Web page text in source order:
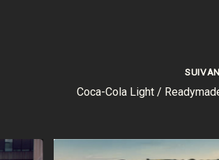
Coca-Cola Light /